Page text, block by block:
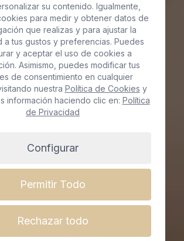
en Gran
Canaria
su contenido. Igualmente,
para medir y obtener datos de
que realizas y para ajustar la
a tus gustos y preferencias. Puedes
y aceptar el uso de cookies a
Asimismo, puedes modificar tus
de consentimiento en cualquier
nuestra Política de Cookies y
información haciendo clic en: Política
de Privacidad
Configurar
Permitir Todo
Rechazar todo